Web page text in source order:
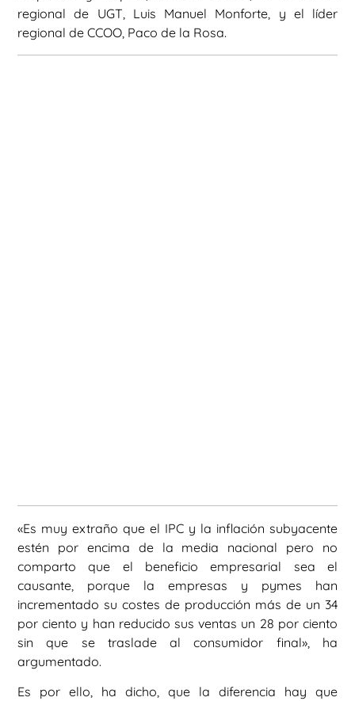
regional de UGT, Luis Manuel Monforte, y el líder
regional de CCOO, Paco de la Rosa.
«Es muy extraño que el IPC y la inflación subyacente
estén por encima de la media nacional pero no
comparto que el beneficio empresarial sea el
causante, porque la empresas y pymes han
incrementado su costes de producción más de un 34
por ciento y han reducido sus ventas un 28 por ciento
sin que se traslade al consumidor final», ha
argumentado.
Es por ello, ha dicho, que la diferencia hay que